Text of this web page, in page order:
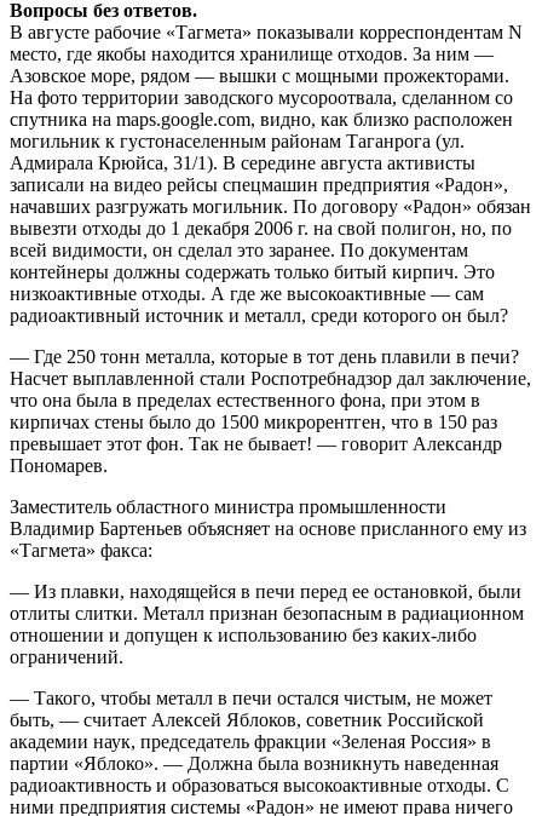
Вопросы без ответов.
В августе рабочие «Тагмета» показывали корреспондентам N
место, где якобы находится хранилище отходов. За ним —
Азовское море, рядом — вышки с мощными прожекторами.
На фото территории заводского мусороотвала, сделанном со
спутника на maps.google.com, видно, как близко расположен
могильник к густонаселенным районам Таганрога (ул.
Адмирала Крюйса, 31/1). В середине августа активисты
записали на видео рейсы спецмашин предприя­тия «Радон»,
начавших разгружать могильник. По договору «Радон» обязан
вывезти отходы до 1 декабря 2006 г. на свой полигон, но, по
всей видимости, он сделал это заранее. По документам
контейнеры должны содержать только битый кирпич. Это
низкоактивные отходы. А где же высокоактивные — сам
радиоактивный источник и металл, среди которого он был?
— Где 250 тонн металла, которые в тот день плавили в печи?
Насчет выплавленной стали Роспотребнадзор дал заключение,
что она была в пределах естественного фона, при этом в
кирпичах стены было до 1500 микрорентген, что в 150 раз
превышает этот фон. Так не бывает! — говорит Александр
Пономарев.
Заместитель областного министра промышленности
Владимир Бартеньев объясняет на основе присланного ему из
«Тагмета» факса:
— Из плавки, находящейся в печи перед ее остановкой, были
отлиты слитки. Металл признан безопасным в радиационном
отношении и допущен к использованию без каких-либо
ограничений.
— Такого, чтобы металл в печи остался чистым, не может
быть, — считает Алексей Яблоков, советник Российской
академии наук, председатель фракции «Зеленая Россия» в
партии «Яблоко». — Должна была возникнуть наведенная
радиоактивность и образоваться высокоактивные отходы. С
ними предприятия системы «Радон» не имеют права ничего